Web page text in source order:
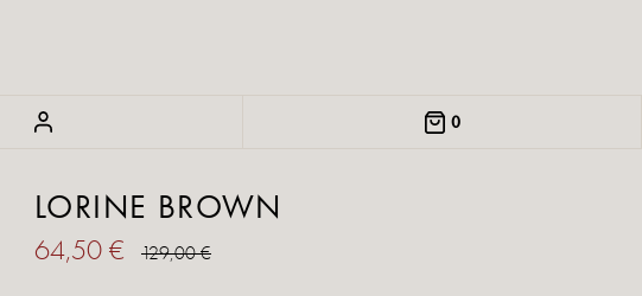
0
LORINE BROWN
64,50 € 129,00 €